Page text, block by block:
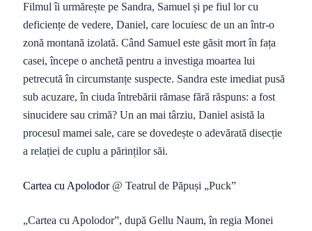
Filmul îi urmărește pe Sandra, Samuel și pe fiul lor cu
deficiențe de vedere, Daniel, care locuiesc de un an într-o
zonă montană izolată. Când Samuel este găsit mort în fața
casei, începe o anchetă pentru a investiga moartea lui
petrecută în circumstanțe suspecte. Sandra este imediat pusă
sub acuzare, în ciuda întrebării rămase fără răspuns: a fost
sinucidere sau crimă? Un an mai târziu, Daniel asistă la
procesul mamei sale, care se dovedește o adevărată disecție
a relației de cuplu a părinților săi.
Cartea cu Apolodor @ Teatrul de Păpuși „Puck”
„Cartea cu Apolodor”, după Gellu Naum, în regia Monei